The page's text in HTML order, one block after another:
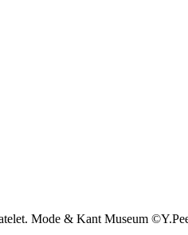
Mode & Kant Museum